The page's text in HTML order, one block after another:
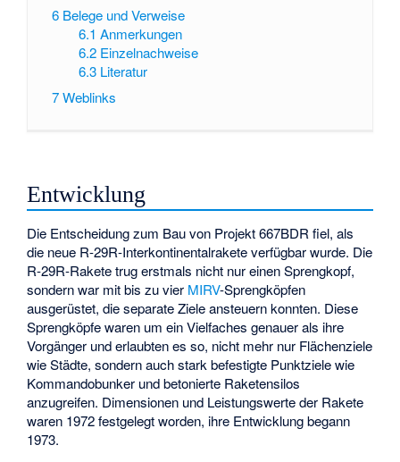
6 Belege und Verweise
6.1 Anmerkungen
6.2 Einzelnachweise
6.3 Literatur
7Weblinks
Entwicklung
Die Entscheidung zum Bau von Projekt 667BDR fiel, als
die neue R-29R-Interkontinentalrakete verfügbar wurde. Die
R-29R-Rakete trug erstmals nicht nur einen Sprengkopf,
sondern war mit bis zu vier MIRV-Sprengköpfen
ausgerüstet, die separate Ziele ansteuern konnten. Diese
Sprengköpfe waren um ein Vielfaches genauer als ihre
Vorgänger und erlaubten es so, nicht mehr nur Flächenziele
wie Städte, sondern auch stark befestigte Punktziele wie
Kommandobunker und betonierte Raketensilos
anzugreifen. Dimensionen und Leistungswerte der Rakete
waren 1972 festgelegt worden, ihre Entwicklung begann
1973.